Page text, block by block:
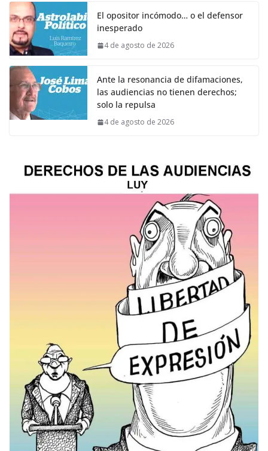
El opositor incómodo… o el defensor
inesperado
4 de agosto de 2026
Ante la resonancia de difamaciones,
las audiencias no tienen derechos;
solo la repulsa
4 de agosto de 2026